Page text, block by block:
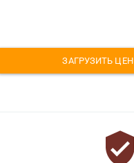
ЗАГРУЗИТЬ